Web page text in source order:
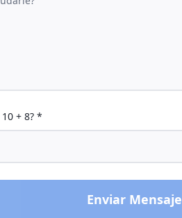
10 + 8? *
Enviar Mensaje